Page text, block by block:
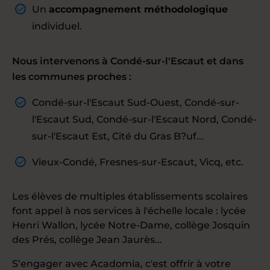
Un accompagnement méthodologique
individuel.
Nous intervenons à Condé-sur-l'Escaut et dans
les communes proches :
Condé-sur-l'Escaut Sud-Ouest, Condé-sur-
l'Escaut Sud, Condé-sur-l'Escaut Nord, Condé-
sur-l'Escaut Est, Cité du Gras B?uf...
Vieux-Condé, Fresnes-sur-Escaut, Vicq, etc.
Les élèves de multiples établissements scolaires
font appel à nos services à l'échelle locale : lycée
Henri Wallon, lycée Notre-Dame, collège Josquin
des Prés, collège Jean Jaurès...
S’engager avec Acadomia, c'est offrir à votre